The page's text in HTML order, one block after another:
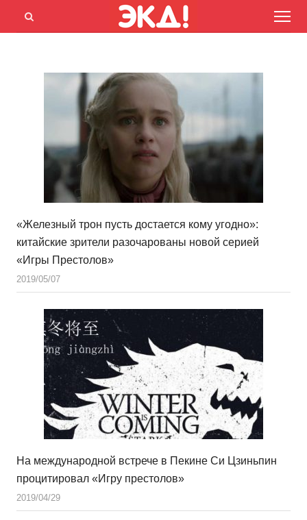
Menu
Открыть
«Железный трон пусть достается кому угодно»:
китайские зрители разочарованы новой серией
«Игры Престолов»
2019/05/07
На международной встрече в Пекине Си Цзиньпин
процитировал «Игру престолов»
2019/04/29